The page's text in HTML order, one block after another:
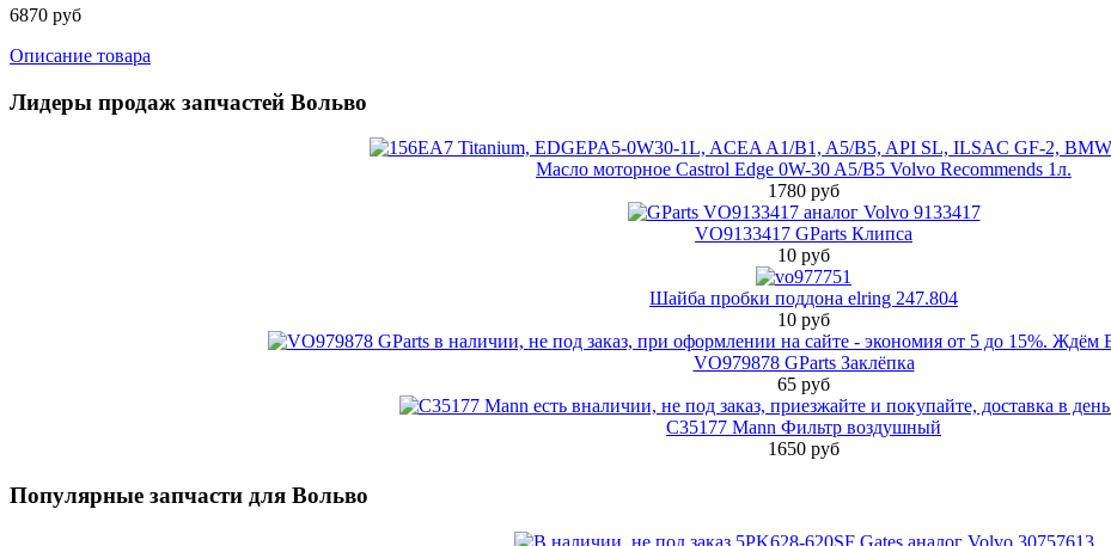
6870 руб
Описание товара
Лидеры продаж запчастей Вольво
Масло моторное Castrol Edge 0W-30 A5/B5 Volvo Recommends 1л.
1780 руб
VO9133417 GParts Клипса
10 руб
Шайба пробки поддона elring 247.804
10 руб
VO979878 GParts Заклёпка
65 руб
C35177 Mann Фильтр воздушный
1650 руб
Популярные запчасти для Вольво